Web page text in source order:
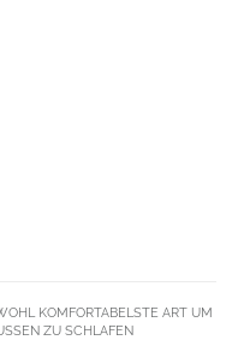
KOMFORTABELSTE ART UM
ZU SCHLAFEN